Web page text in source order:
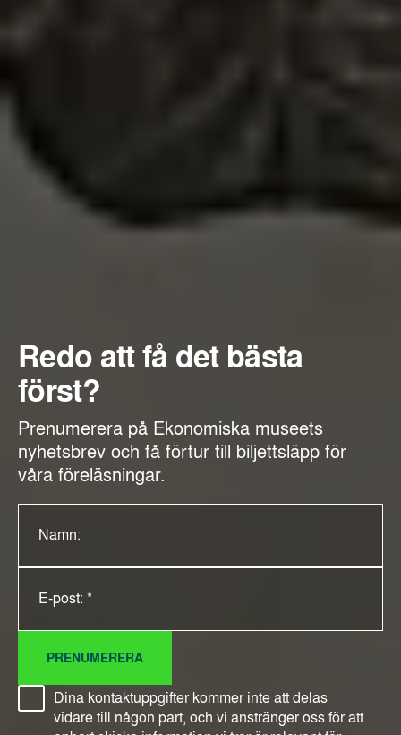
Redo att få det bästa
först?
Prenumerera på Ekonomiska museets
nyhetsbrev och få förtur till biljettsläpp för
våra föreläsningar.
Namn:
E-post: *
PRENUMERERA
Dina kontaktuppgifter kommer inte att delas
vidare till någon part, och vi anstränger oss för att